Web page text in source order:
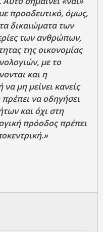
προοδευτικό, όμως,
δικαιώματα των
των ανθρώπων,
της οικονομίας
με το
και η
μη μείνει κανείς
να οδηγήσει
και όχι στη
πρόοδος πρέπει